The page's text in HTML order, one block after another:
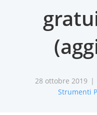
28 ottobre 2019
Strumenti